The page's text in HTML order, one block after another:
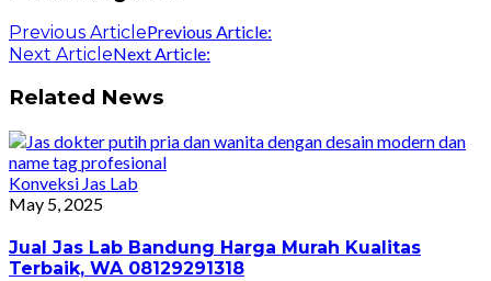
Previous ArticlePrevious Article:
Next ArticleNext Article:
Related News
Konveksi Jas Lab
May 5, 2025
Jual Jas Lab Bandung Harga Murah Kualitas
Terbaik, WA 08129291318